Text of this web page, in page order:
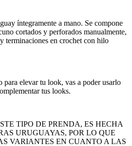
íntegramente a mano. Se compone
cortados y perforados manualmente,
terminaciones en crochet con hilo
para elevar tu look, vas a poder usarlo
tus looks.
TIPO DE PRENDA, ES HECHA
URUGUAYAS, POR LO QUE
VARIANTES EN CUANTO A LAS